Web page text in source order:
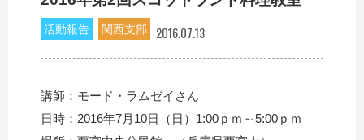
活動報告
関西支部 2016.07.13
講師：モード・ラムゼイさん
日時：2016年7月10日（日）1:00ｐｍ～5:00ｐｍ